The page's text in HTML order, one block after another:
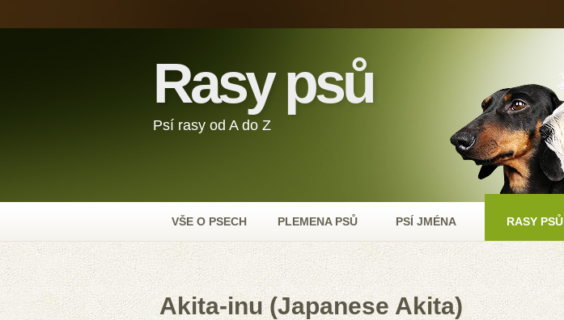
Rasy psů
Psí rasy od A do Z
VŠE O PSECH PLEMENA PSŮ PSÍ JMÉNA RASY PSŮ
Akita-inu (Japanese Akita)